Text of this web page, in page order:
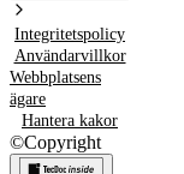
Integritetspolicy
Användarvillkor
Webbplatsens
ägare
Hantera kakor
©Copyright